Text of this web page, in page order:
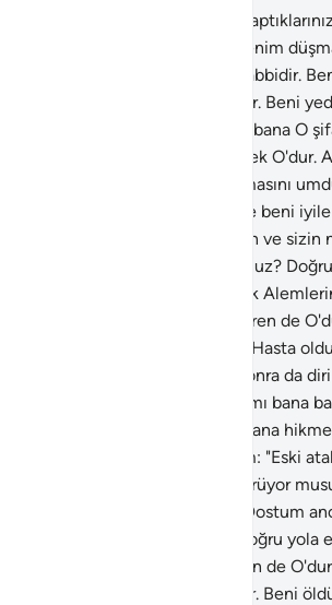
atalarınızın ve sizin nelere
musunuz? Doğrusu onlar benim
Dostum ancak Alemlerin Rabbidir.
doğru yola eriştiren de O'dur. Beni
de O'dur. Hasta olduğumda bana O
öldürecek, sonra da diriltecek O'dur.
yanılmalarımı bana bağışlamasını
Rabbim! Bana hikmet ver ve beni
İbrahim: "Eski atalarınızın ve sizin
taptıklarınızı görüyor musunuz?
düşmanımdır. Dostum ancak
yaratan da, doğru yola eriştiren de
yediren de, içiren de O'dur. Hasta
şifa verir. Beni öldürecek, sonra da
Ahiret gününde yanılmalarımı bana
umduğum O'dur. Rabbim! Bana
İbrahim: "Eski
sizin nelere taptıklarınızı görüyor
onlar benim düşmanımdır. Dostum
Rabbidir. Beni yaratan da, doğru yola
O'dur. Beni yediren de, içiren de
olduğumda bana O şifa verir. Beni